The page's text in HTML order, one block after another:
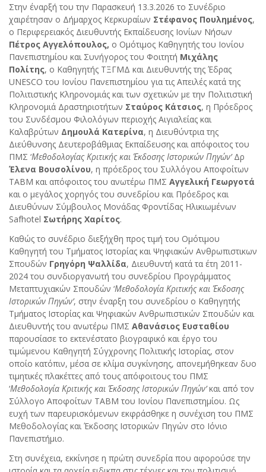
Στην έναρξή του την Παρασκευή 13.3.2026 το Συνέδριο
χαιρέτησαν ο Δήμαρχος Κερκυραίων Στέφανος Πουλημένος,
ο Περιφερειακός Διευθυντής Εκπαίδευσης Ιονίων Νήσων
Πέτρος Αγγελόπουλος, ο Ομότιμος Καθηγητής του Ιονίου
Πανεπιστημίου και Συνήγορος του Φοιτητή Μιχάλης
Πολίτης, ο Καθηγητής ΤΞΓΜΔ και Διευθυντής της Έδρας
UNESCΟ του Ιονίου Πανεπιστημίου για τις Απειλές κατά της
Πολιτιστικής Κληρονομιάς και των σχετικών με την Πολιτιστική
Κληρονομιά Δραστηριοτήτων Σταύρος Κάτσιος, η Πρόεδρος
του Συνδέσμου Φιλολόγων περιοχής Αιγιαλείας και
Καλαβρύτων Δημουλά Kατερίνα, η Διευθύντρια της
Διεύθυνσης Δευτεροβάθμιας Εκπαίδευσης και απόφοιτος του
ΠΜΣ ‘Μεθοδολογίας Κριτικής και Έκδοσης Ιστορικών Πηγών’Δρ
Έλενα Βουσολίνου, η πρόεδρος του Συλλόγου Αποφοίτων
ΤΑΒΜ και απόφοιτος του ανωτέρω ΠΜΣ Αγγελική Γεωργοτά
και ο μεγάλος χορηγός του συνεδρίου και Πρόεδρος και
Διευθύνων Σύμβουλος Μονάδας Φροντίδας Ηλικιωμένων
Safhotel Σωτήρης Χαρίτος.
Καθώς το συνέδριο διεξήχθη προς τιμή του Ομότιμου
Καθηγητή του Τμήματος Ιστορίας και Ψηφιακών Ανθρωπιστικων
Σπουδών Γρηγόρη Ψαλλίδα, Διευθυντή κατά τα έτη 2011-
2024 του συνδιοργανωτή του συνεδρίου Προγράμματος
Μεταπτυχιακών Σπουδών ‘Μεθοδολογία Κριτικής και Έκδοσης
Ιστορικών Πηγών’, στην έναρξη του συνεδρίου ο Καθηγητής
Τμήματος Ιστορίας και Ψηφιακών Ανθρωπιστικών Σπουδών και
Διευθυντής του ανωτέρω ΠΜΣ Αθανάσιος Ευσταθίου
παρουσίασε το εκτενέστατο βιογραφικό και έργο του
τιμώμενου Καθηγητή Σύγχρονης Πολιτικής Ιστορίας, στον
οποίο κατόπιν, μέσα σε κλίμα συγκίνησης, απονεμήθηκεαν δυο
τιμητικές πλακέττες από τους απόφοιτους του ΠΜΣ
‘Μεθοδολογία Κριτικής και Έκδοσης Ιστορικών Πηγών’και από τον
Σύλλογο Αποφοίτων ΤΑΒΜ του Ιονίου Πανεπιστημίου. Ως
ευχή των παρευρισκόμενων εκφράσθηκε η συνέχιση του ΠΜΣ
Μεθοδολογίας και Έκδοσης Ιστορικών Πηγών στο Ιόνιο
Πανεπιστήμιο.
Στη συνέχεια, εκκίνησε η πρώτη συνεδρία που αφορούσε την